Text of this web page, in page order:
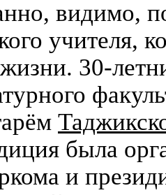
видимо,
учителя,
30-
была
и